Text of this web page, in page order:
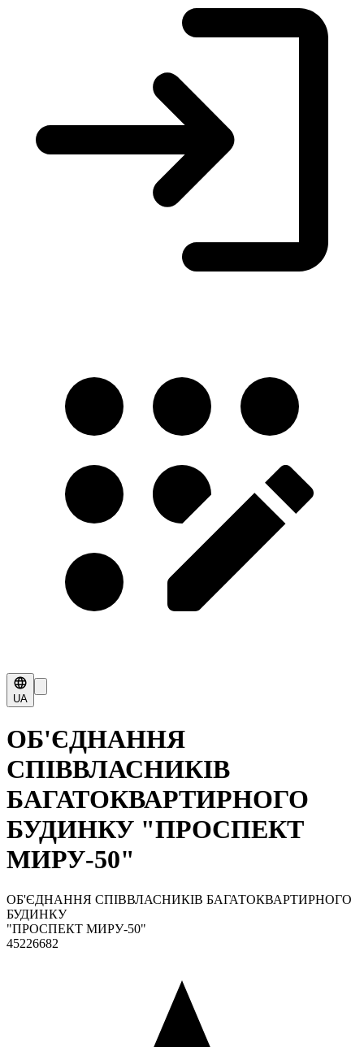
UA
ОБ'ЄДНАННЯ
СПІВВЛАСНИКІВ
БАГАТОКВАРТИРНОГО
БУДИНКУ "ПРОСПЕКТ
МИРУ-50"
ОБ'ЄДНАННЯ СПІВВЛАСНИКІВ БАГАТОКВАРТИРНОГО
БУДИНКУ
"ПРОСПЕКТ МИРУ-50"
45226682